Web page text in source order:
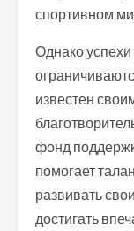
спортивном
Однако
известен
фонд
помогает
развивать
достигать